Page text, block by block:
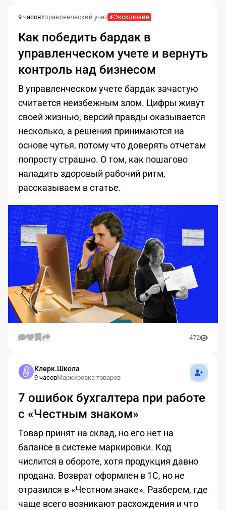
9 часовУправленческий учет Эксклюзив
Как победить бардак в
управленческом учете и вернуть
контроль над бизнесом
В управленческом учете бардак зачастую
считается неизбежным злом. Цифры живут
своей жизнью, версий правды оказывается
несколько, а решения принимаются на
основе чутья, потому что доверять отчетам
попросту страшно. О том, как пошагово
наладить здоровый рабочий ритм,
рассказываем в статье.
472
Клерк.Школа
9 часовМаркировка товаров
7 ошибок бухгалтера при работе
с «Честным знаком»
Товар принят на склад, но его нет на
балансе в системе маркировки. Код
числится в обороте, хотя продукция давно
продана. Возврат оформлен в 1С, но не
отразился в «Честном знаке». Разберем, где
чаще всего возникают расхождения и что